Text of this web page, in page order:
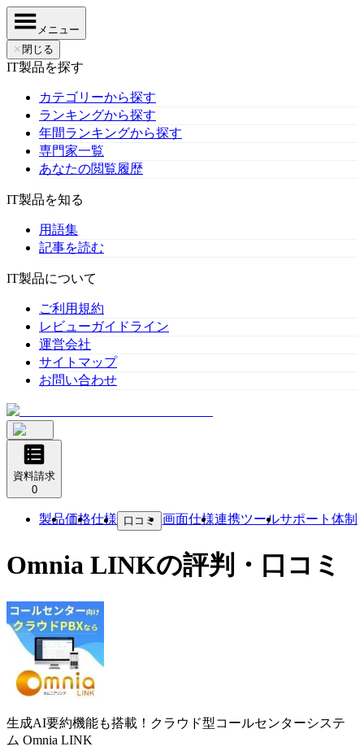
メニュー
✕ 閉じる
IT製品を探す
カテゴリーから探す
ランキングから探す
年間ランキングから探す
専門家一覧
あなたの閲覧履歴
IT製品を知る
用語集
記事を読む
IT製品について
ご利用規約
レビューガイドライン
運営会社
サイトマップ
お問い合わせ
資料請求
0
製品価格仕様 口コミ 画面仕様連携ツールサポート体制
Omnia LINKの評判・口コミ
生成AI要約機能も搭載！クラウド型コールセンターシステ
ム Omnia LINK